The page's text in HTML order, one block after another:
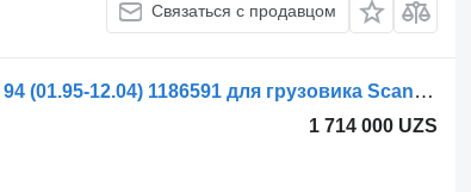
Связаться с продавцом
Осушитель воздуха Knorr-Bremse 4-series 94 (01.95-12.04) 1186591 для грузовика Scania 4-series (1995-2006)
1 714 000 UZS